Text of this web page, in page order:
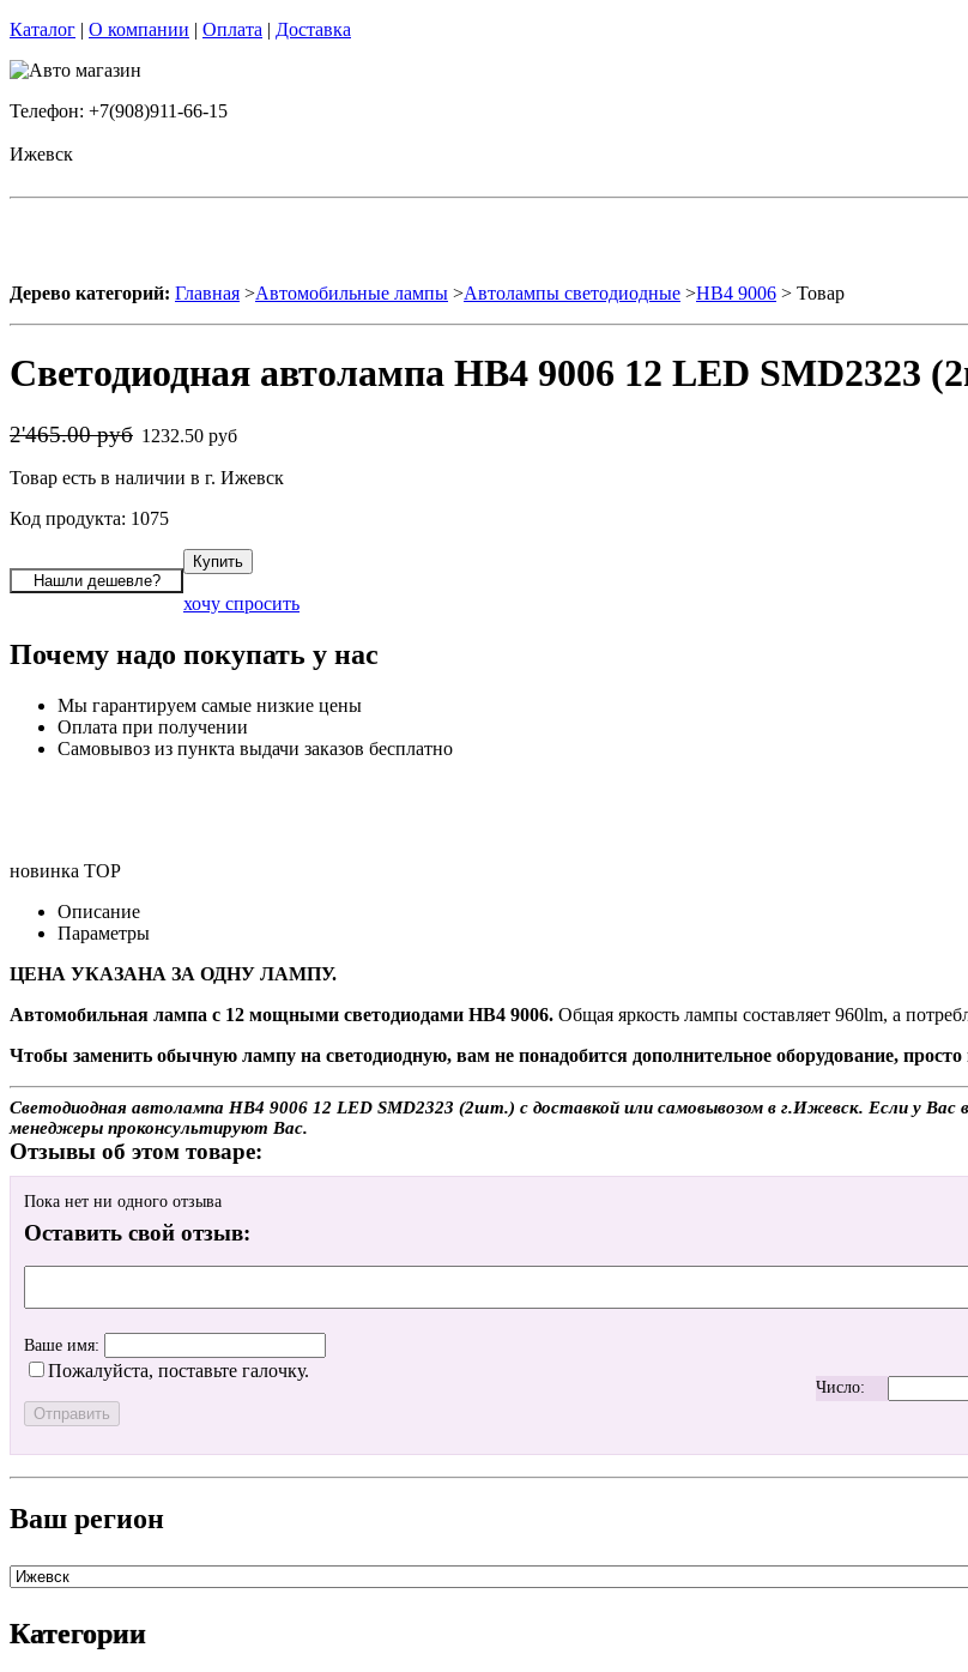
Каталог | О компании | Оплата | Доставка
Телефон: +7(908)911-66-15
Ижевск
Дерево категорий: Главная >Автомобильные лампы >Автолампы светодиодные >HB4 9006 > Товар
Светодиодная автолампа HB4 9006 12 LED SMD2323
2'465.00 руб 1232.50 руб
Товар есть в наличии в г. Ижевск
Код продукта: 1075
хочу спросить
Почему надо покупать у нас
Мы гарантируем самые низкие цены
Оплата при получении
Самовывоз из пункта выдачи заказов бесплатно
новинка TOP
Описание
Параметры
ЦЕНА УКАЗАНА ЗА ОДНУ ЛАМПУ.
Автомобильная лампа с 12 мощными светодиодами HB4 9006. Общая яркость лампы составляет 960lm, а
Чтобы заменить обычную лампу на светодиодную, вам не понадобится дополнительное оборудование,
Светодиодная автолампа HB4 9006 12 LED SMD2323 (2шт.) с доставкой или самовывозом в г.Ижевск. Если у
менеджеры проконсультируют Вас.
Отзывы об этом товаре:
Пока нет ни одного отзыва
Оставить свой отзыв:
Ваше имя:
Пожалуйста, поставьте галочку.
Число:
Ваш регион
Категории